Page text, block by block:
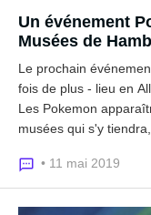
Un événement
Musées de
Le prochain
fois de plus - lieu en
Les Pokemon
musées qui s'y
• 11 mai 2019